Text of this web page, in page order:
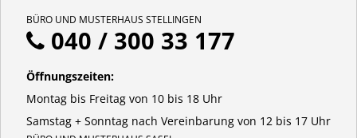
BÜRO UND MUSTERHAUS STELLINGEN
040 / 300 33 177
Öffnungszeiten:
Montag bis Freitag von 10 bis 18 Uhr
Samstag + Sonntag nach Vereinbarung von 12 bis 17 Uhr